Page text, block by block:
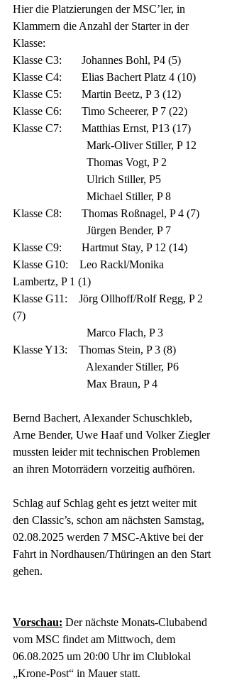
Hier die Platzierungen der MSC’ler, in
Klammern die Anzahl der Starter in der
Klasse:
Klasse C3:       Johannes Bohl, P4 (5)
Klasse C4:       Elias Bachert Platz 4 (10)
Klasse C5:       Martin Beetz, P 3 (12)
Klasse C6:       Timo Scheerer, P 7 (22)
Klasse C7:       Matthias Ernst, P13 (17)
Mark-Oliver Stiller, P 12
Thomas Vogt, P 2
Ulrich Stiller, P5
Michael Stiller, P 8
Klasse C8:       Thomas Roßnagel, P 4 (7)
Jürgen Bender, P 7
Klasse C9:       Hartmut Stay, P 12 (14)
Klasse G10:    Leo Rackl/Monika
Lambertz, P 1 (1)
Klasse G11:    Jörg Ollhoff/Rolf Regg, P 2
(7)
Marco Flach, P 3
Klasse Y13:    Thomas Stein, P 3 (8)
Alexander Stiller, P6
Max Braun, P 4
Bernd Bachert, Alexander Schuschkleb,
Arne Bender, Uwe Haaf und Volker Ziegler
mussten leider mit technischen Problemen
an ihren Motorrädern vorzeitig aufhören.
Schlag auf Schlag geht es jetzt weiter mit
den Classic’s, schon am nächsten Samstag,
02.08.2025 werden 7 MSC-Aktive bei der
Fahrt in Nordhausen/Thüringen an den Start
gehen.
Vorschau: Der nächste Monats-Clubabend
vom MSC findet am Mittwoch, dem
06.08.2025 um 20:00 Uhr im Clublokal
„Krone-Post“ in Mauer statt.